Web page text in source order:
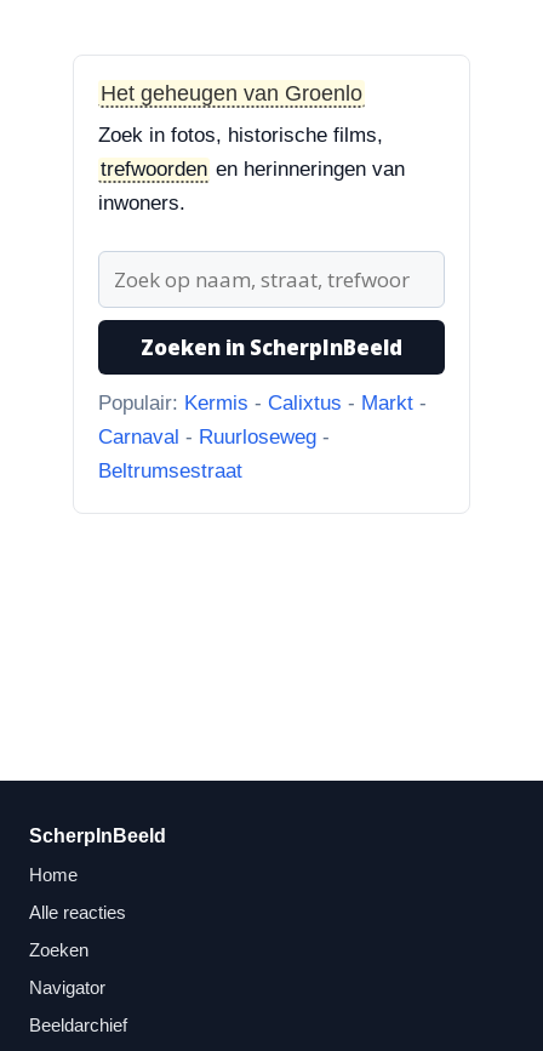
3-8-2026
Bisschop Philip Roveniusstraat
“Beste redactie, dit klopt niet. Dit
deel van de landbouwscho...”
Hoek Matthijs van Dulkenstraat en
Bisschop Philip Roveniusstraat
Het geheugen van Groenlo
Zoek in fotos, historische films,
trefwoorden en herinneringen van
inwoners.
Zoeken in ScherpInBeeld
Populair: Kermis - Calixtus - Markt -
Carnaval - Ruurloseweg -
Beltrumsestraat
ScherpInBeeld
Home
Alle reacties
Zoeken
Navigator
Beeldarchief